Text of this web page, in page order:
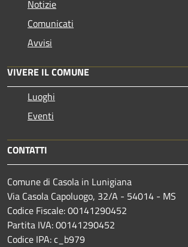
Notizie
Comunicati
Avvisi
VIVERE IL COMUNE
Luoghi
Eventi
CONTATTI
Comune di Casola in Lunigiana
Via Casola Capoluogo, 32/A - 54014 - MS
Codice Fiscale: 00141290452
Partita IVA: 00141290452
Codice IPA: c_b979